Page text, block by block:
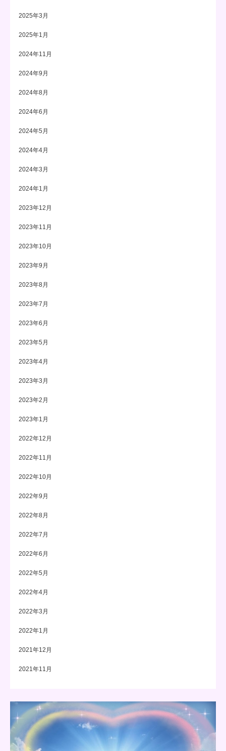
2025年3月
2025年1月
2024年11月
2024年9月
2024年8月
2024年6月
2024年5月
2024年4月
2024年3月
2024年1月
2023年12月
2023年11月
2023年10月
2023年9月
2023年8月
2023年7月
2023年6月
2023年5月
2023年4月
2023年3月
2023年2月
2023年1月
2022年12月
2022年11月
2022年10月
2022年9月
2022年8月
2022年7月
2022年6月
2022年5月
2022年4月
2022年3月
2022年1月
2021年12月
2021年11月